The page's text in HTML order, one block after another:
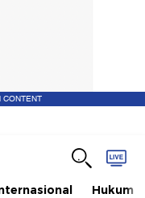
CONTENT
Hukum